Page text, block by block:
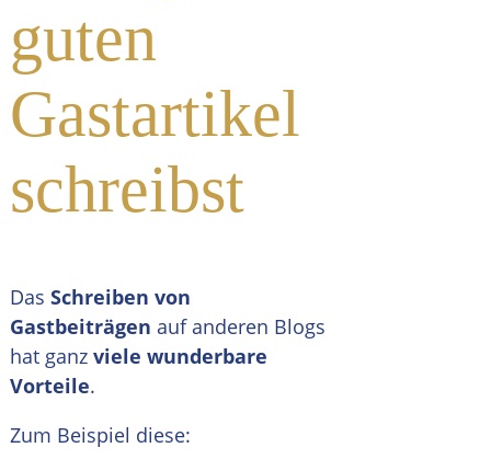
guten
Gastartikel
schreibst
Das Schreiben von
Gastbeiträgen auf anderen Blogs
hat ganz viele wunderbare
Vorteile.
Zum Beispiel diese: